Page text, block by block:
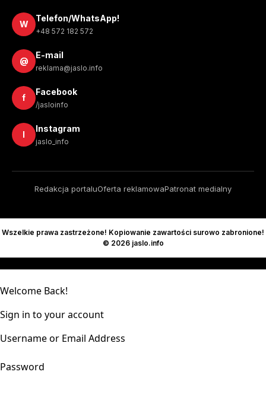
W
Telefon/WhatsApp!
+48 572 182 572
@
E-mail
reklama@jaslo.info
f
Facebook
/jasloinfo
I
Instagram
jaslo_info
Redakcja portaluOferta reklamowaPatronat medialny
Wszelkie prawa zastrzeżone! Kopiowanie zawartości surowo zabronione!
© 2026 jaslo.info
Welcome Back!
Sign in to your account
Username or Email Address
Password